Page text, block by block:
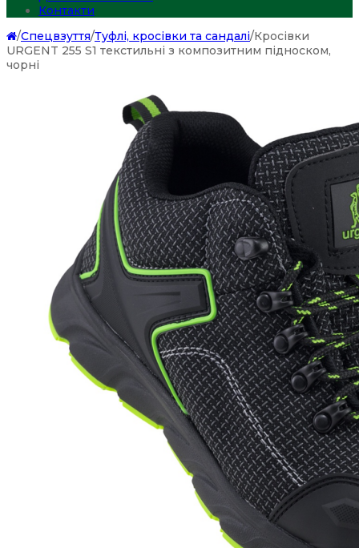
Контакти
/Спецвзуття/Туфлі, кросівки та сандалі/Кросівки
URGENT 255 S1 текстильні з композитним підноском,
чорні